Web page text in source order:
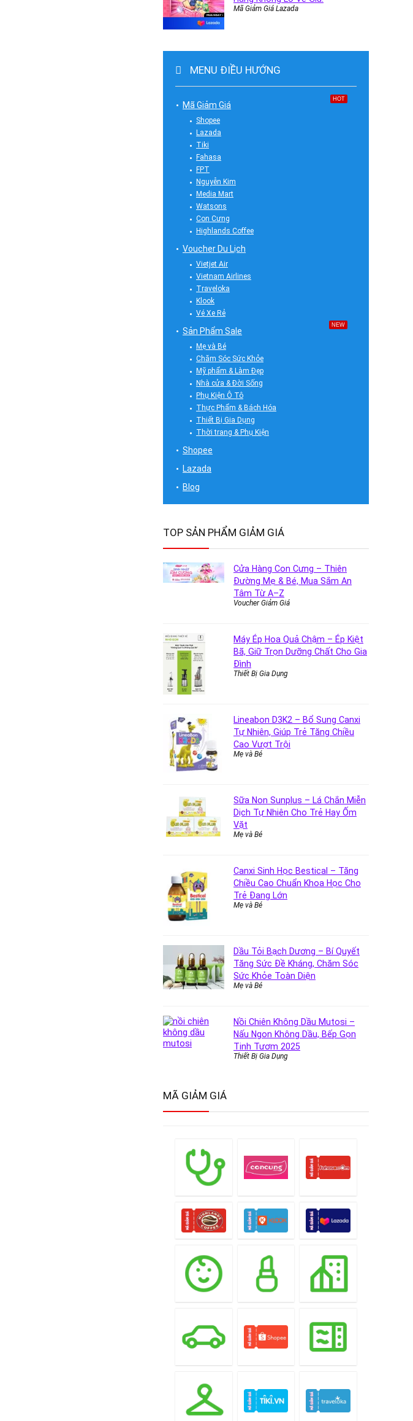
Mã Giảm Giá Lazada
MENU ĐIỀU HƯỚNG
Mã Giảm Giá
HOT
Shopee
Lazada
Tiki
Fahasa
FPT
Nguyễn Kim
Media Mart
Watsons
Con Cưng
Highlands Coffee
Voucher Du Lịch
Vietjet Air
Vietnam Airlines
Traveloka
Klook
Vé Xe Rẻ
Sản Phẩm Sale
NEW
Mẹ và Bé
Chăm Sóc Sức Khỏe
Mỹ phẩm & Làm Đẹp
Nhà cửa & Đời Sống
Phụ Kiện Ô Tô
Thực Phẩm & Bách Hóa
Thiết Bị Gia Dụng
Thời trang & Phụ Kiện
Shopee
Lazada
Blog
TOP SẢN PHẨM GIẢM GIÁ
Cửa Hàng Con Cưng – Thiên
Đường Mẹ & Bé, Mua Sắm An
Tâm Từ A–Z
Voucher Giảm Giá
Máy Ép Hoa Quả Chậm – Ép Kiệt
Bã, Giữ Trọn Dưỡng Chất Cho Gia
Đình
Thiết Bị Gia Dụng
Lineabon D3K2 – Bổ Sung Canxi
Tự Nhiên, Giúp Trẻ Tăng Chiều
Cao Vượt Trội
Mẹ và Bé
Sữa Non Sunplus – Lá Chắn Miễn
Dịch Tự Nhiên Cho Trẻ Hay Ốm
Vặt
Mẹ và Bé
Canxi Sinh Học Bestical – Tăng
Chiều Cao Chuẩn Khoa Học Cho
Trẻ Đang Lớn
Mẹ và Bé
Dầu Tỏi Bạch Dương – Bí Quyết
Tăng Sức Đề Kháng, Chăm Sóc
Sức Khỏe Toàn Diện
Mẹ và Bé
Nồi Chiên Không Dầu Mutosi –
Nấu Ngon Không Dầu, Bếp Gọn
Tinh Tươm 2025
Thiết Bị Gia Dụng
MÃ GIẢM GIÁ